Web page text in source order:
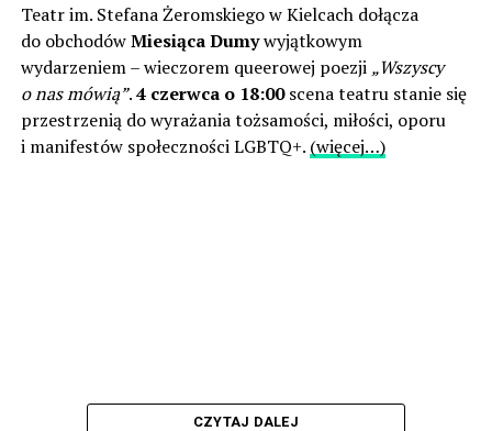
Teatr im. Stefana Żeromskiego w Kielcach dołącza
do obchodówMiesiąca Dumywyjątkowym
wydarzeniem – wieczorem queerowej poezji „Wszyscy
o nas mówią”.4 czerwca o 18:00scena teatru stanie się
przestrzenią do wyrażania tożsamości, miłości, oporu
i manifestów społeczności LGBTQ+. (więcej…)
CZYTAJ DALEJ